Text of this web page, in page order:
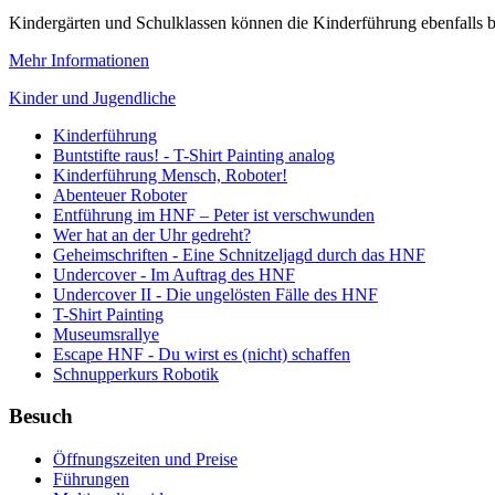
Kindergärten und Schulklassen können die Kinderführung ebenfalls
Mehr Informationen
Kinder und Jugendliche
Kinderführung
Buntstifte raus! - T-Shirt Painting analog
Kinderführung Mensch, Roboter!
Abenteuer Roboter
Entführung im HNF – Peter ist verschwunden
Wer hat an der Uhr gedreht?
Geheimschriften - Eine Schnitzeljagd durch das HNF
Undercover - Im Auftrag des HNF
Undercover II - Die ungelösten Fälle des HNF
T-Shirt Painting
Museumsrallye
Escape HNF - Du wirst es (nicht) schaffen
Schnupperkurs Robotik
Besuch
Öffnungszeiten und Preise
Führungen